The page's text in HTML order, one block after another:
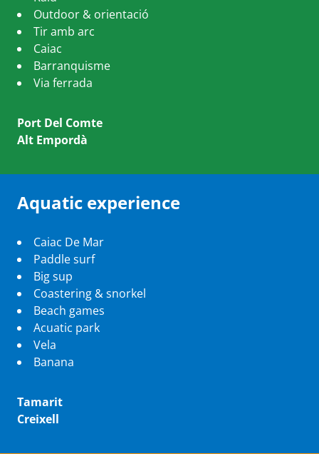
Outdoor & orientació
Tir amb arc
Caiac
Barranquisme
Via ferrada
Port Del Comte
Alt Empordà
Aquatic experience
Caiac De Mar
Paddle surf
Big sup
Coastering & snorkel
Beach games
Acuatic park
Vela
Banana
Tamarit
Creixell